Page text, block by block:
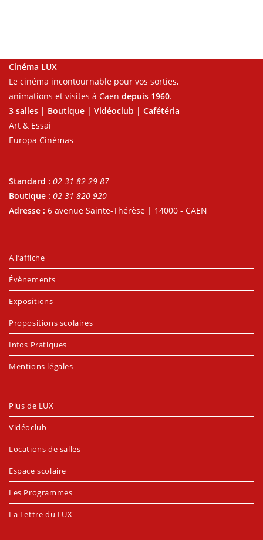
Cinéma LUX
Le cinéma incontournable pour vos sorties,
animations et visites à Caen depuis 1960.
3 salles | Boutique | Vidéoclub | Cafétéria
Art & Essai
Europa Cinémas
Standard : 02 31 82 29 87
Boutique : 02 31 820 920
Adresse : 6 avenue Sainte-Thérèse | 14000 - CAEN
A l’affiche
Évènements
Expositions
Propositions scolaires
Infos Pratiques
Mentions légales
Plus de LUX
Vidéoclub
Locations de salles
Espace scolaire
Les Programmes
La Lettre du LUX